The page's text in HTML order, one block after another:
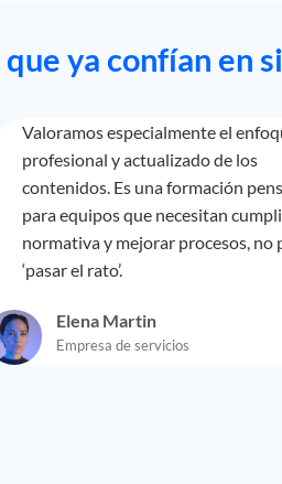
que ya confían en
Valoramos especialmente el
profesional y actualizado de los
contenidos. Es una formación
para equipos que necesitan
normativa y mejorar procesos, no
‘pasar el rato’.
Elena Martin
Empresa de servicios